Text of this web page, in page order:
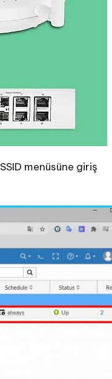
menüsüne giriş